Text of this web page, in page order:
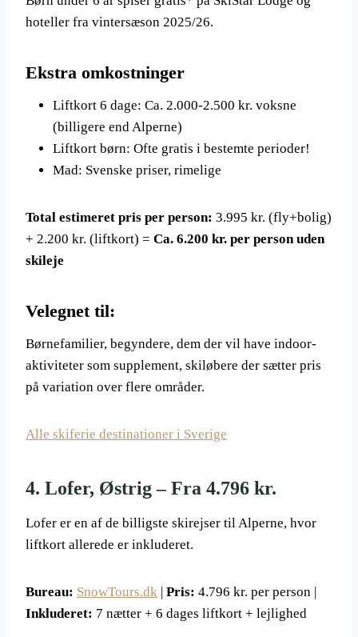
hoteller fra vintersæson 2025/26.
Ekstra omkostninger
Liftkort 6 dage: Ca. 2.000-2.500 kr. voksne
(billigere end Alperne)
Liftkort børn: Ofte gratis i bestemte perioder!
Mad: Svenske priser, rimelige
Total estimeret pris per person: 3.995 kr. (fly+bolig)
+ 2.200 kr. (liftkort) = Ca. 6.200 kr. per person uden
skileje
Velegnet til:
Børnefamilier, begyndere, dem der vil have indoor-
aktiviteter som supplement, skiløbere der sætter pris
på variation over flere områder.
Alle skiferie destinationer i Sverige
4. Lofer, Østrig – Fra 4.796 kr.
Lofer er en af de billigste skirejser til Alperne, hvor
liftkort allerede er inkluderet.
Bureau: SnowTours.dk | Pris: 4.796 kr. per person |
Inkluderet: 7 nætter + 6 dages liftkort + lejlighed